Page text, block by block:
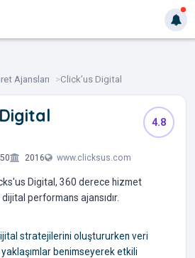
Ajansları Click’us Digital
4.8
2016 www.clicksus.com
Digital, 360 derece hizmet
dijital performans ajansıdır.
stratejilerini oluştururken veri
yaklaşımlar benimseyerek etkili